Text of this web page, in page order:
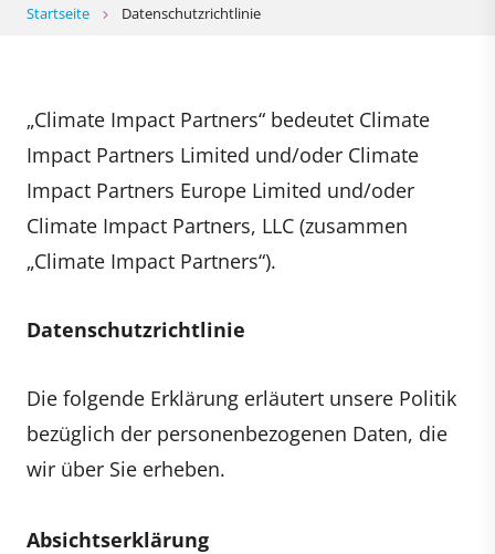
Startseite Datenschutzrichtlinie
„Climate Impact Partners“ bedeutet Climate
Impact Partners Limited und/oder Climate
Impact Partners Europe Limited und/oder
Climate Impact Partners, LLC (zusammen
„Climate Impact Partners“).
Datenschutzrichtlinie
Die folgende Erklärung erläutert unsere Politik
bezüglich der personenbezogenen Daten, die
wir über Sie erheben.
Absichtserklärung